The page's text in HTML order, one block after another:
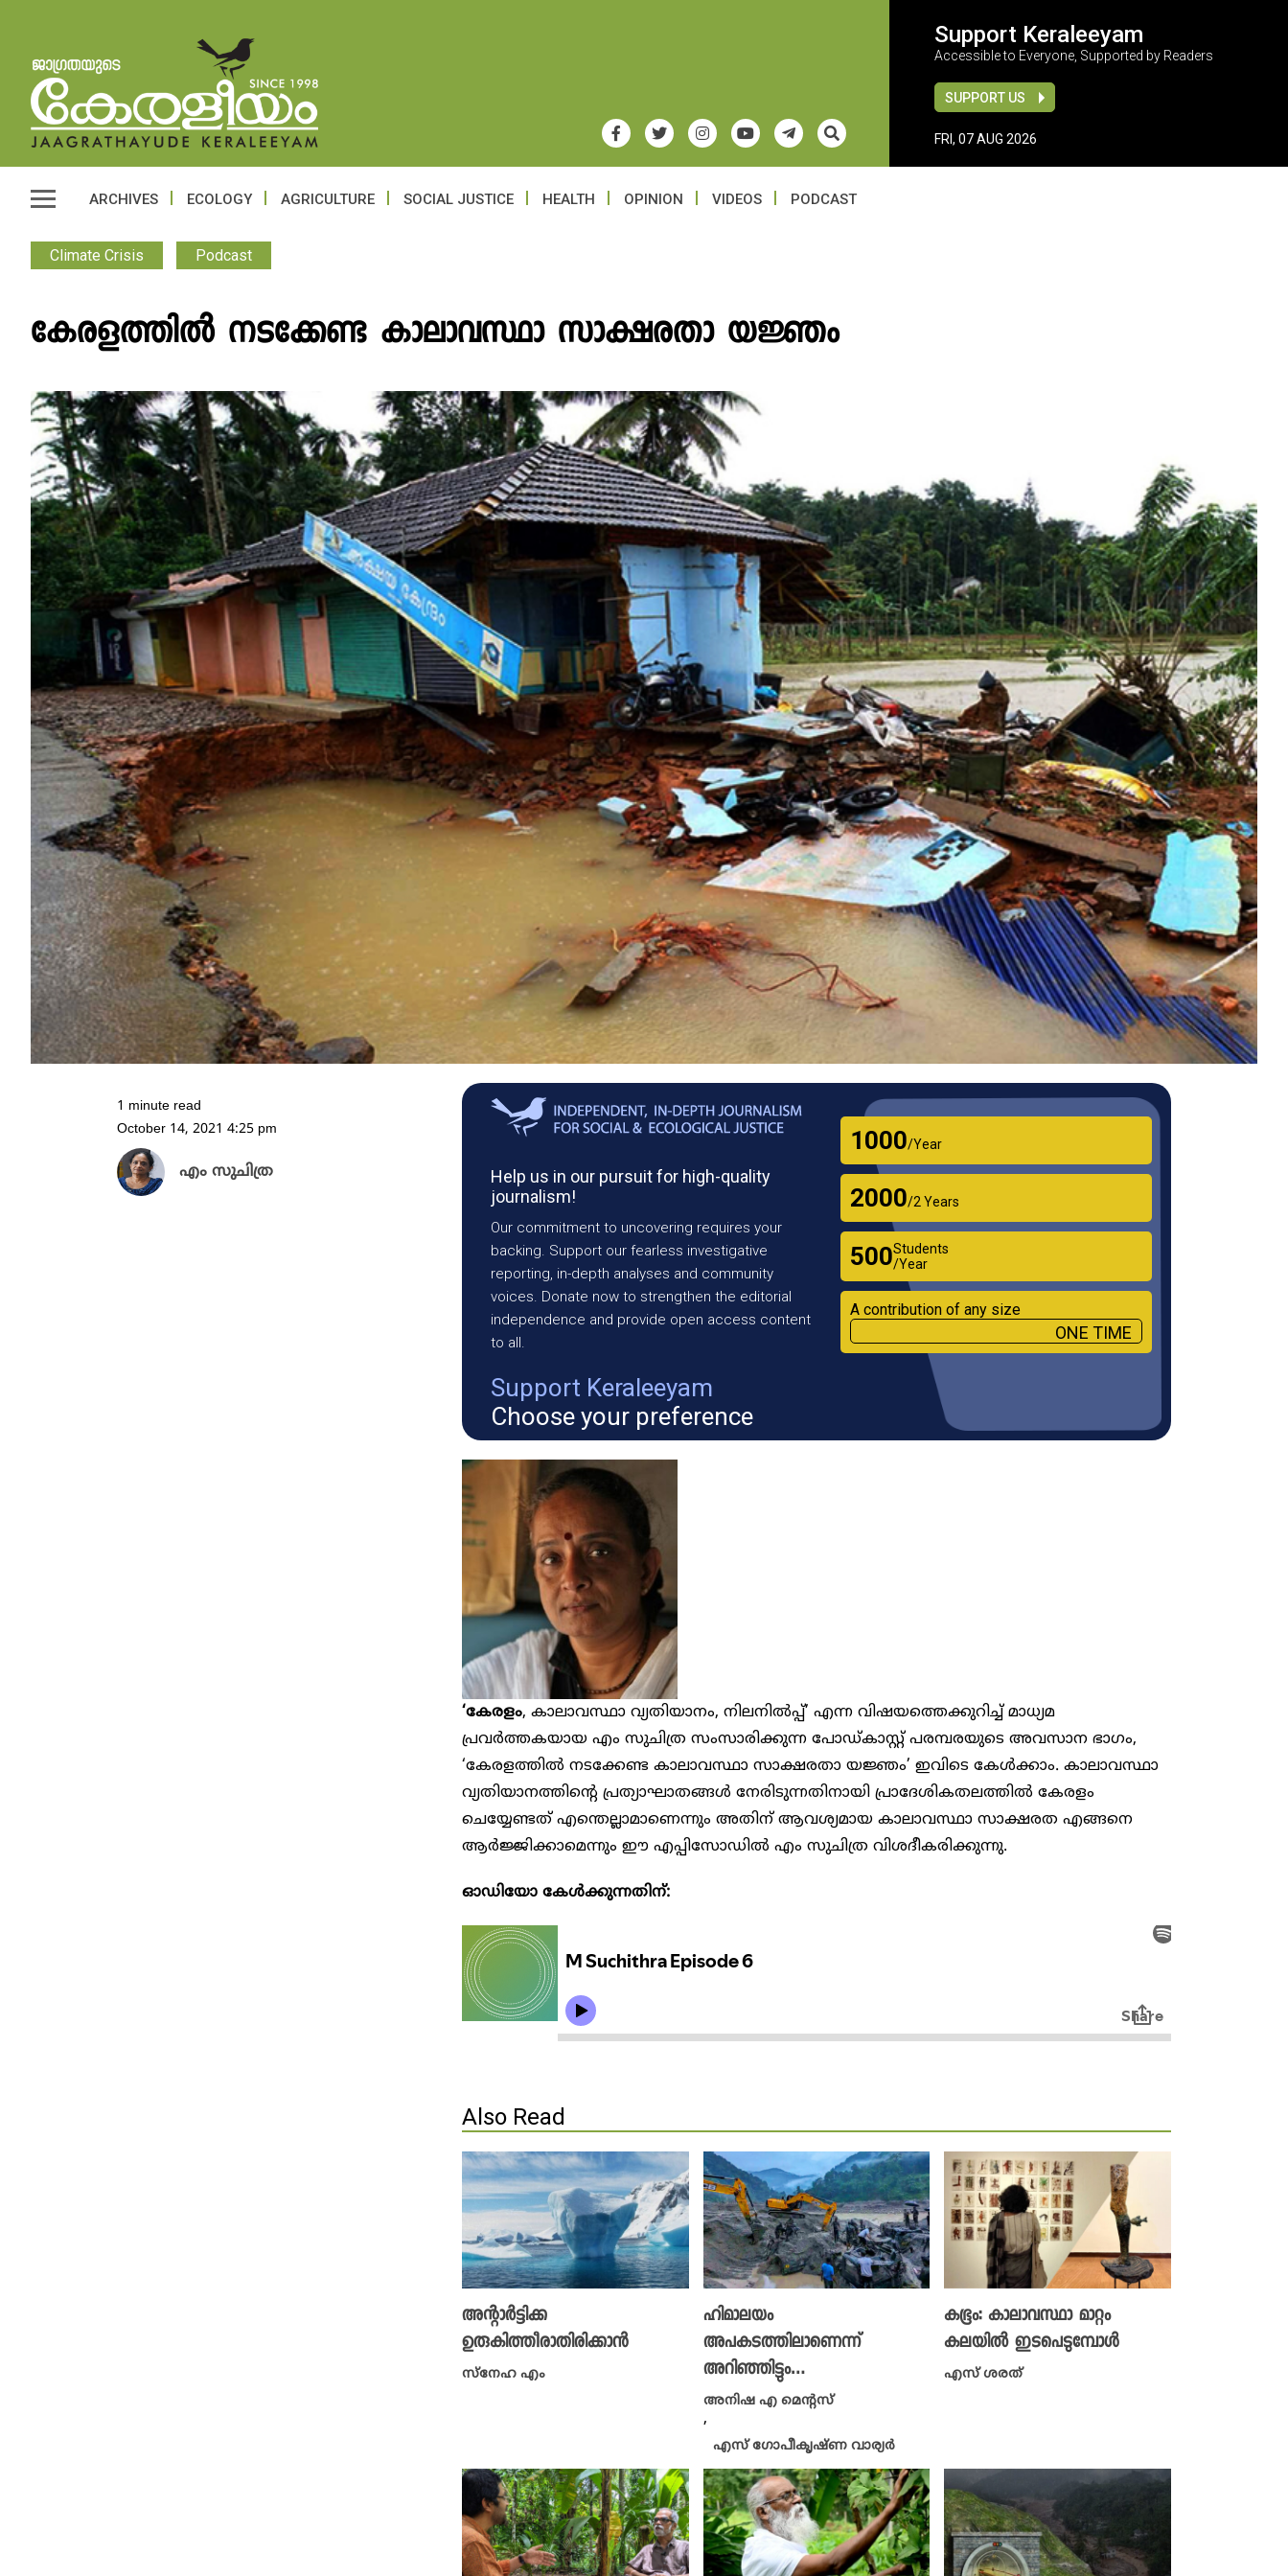
Support Keraleeyam
Accessible to Everyone, Supported by Readers
SUPPORT US
FRI, 07 AUG 2026
ARCHIVES ECOLOGY AGRICULTURE SOCIAL JUSTICE HEALTH OPINION VIDEOS PODCAST
Climate Crisis Podcast
കേരളത്തിൽ നടക്കേണ്ട കാലാവസ്ഥാ സാക്ഷരതാ യജ്ഞം
Help us in our pursuit for high-quality
journalism!
Our commitment to uncovering requires your
backing. Support our fearless investigative
reporting, in-depth analyses and community
voices. Donate now to strengthen the editorial
independence and provide open access content
to all.
Support Keraleeyam
Choose your preference
₹1000/Year
₹2000/2 Years
₹500Students
/Year
A contribution of any size
ONE TIME
‘കേരളം, കാലാവസ്ഥാ വ്യതിയാനം, നിലനിൽപ്പ്’ എന്ന വിഷയത്തെക്കുറിച്ച് മാധ്യമ
പ്രവർത്തകയായ എം സുചിത്ര സംസാരിക്കുന്ന പോഡ്കാസ്റ്റ് പരമ്പരയുടെ അവസാന ഭാ​ഗം,
‘കേരളത്തിൽ നടക്കേണ്ട കാലാവസ്ഥാ സാക്ഷരതാ യജ്ഞം’ ഇവിടെ കേൾക്കാം. കാലാവസ്ഥാ
വ്യതിയാനത്തിന്റെ പ്രത്യാഘാതങ്ങൾ നേരിടുന്നതിനായി പ്രാദേശികതലത്തിൽ കേരളം
ചെയ്യേണ്ടത് എന്തെല്ലാമാണെന്നും അതിന് ആവശ്യമായ കാലാവസ്ഥാ സാക്ഷരത എങ്ങനെ
ആർജ്ജിക്കാമെന്നും ഈ എപ്പിസോഡിൽ എം സുചിത്ര വിശദീകരിക്കുന്നു.
ഓഡിയോ കേൾക്കുന്നതിന്:
Also Read
അന്റാർട്ടിക്ക
ഉരുകിത്തീരാതിരിക്കാൻ
സ്നേഹ എം
ഹിമാലയം
അപകടത്തിലാണെന്ന്
അറിഞ്ഞിട്ടും…
അനിഷ എ മെന്റസ്
,
എസ് ഗോപീകൃഷ്ണ വാര്യർ
കഭൂം: കാലാവസ്ഥാ മാറ്റം
കലയിൽ ഇടപെടുമ്പോൾ
എസ് ശരത്
1 minute read
October 14, 2021 4:25 pm
എം സുചിത്ര